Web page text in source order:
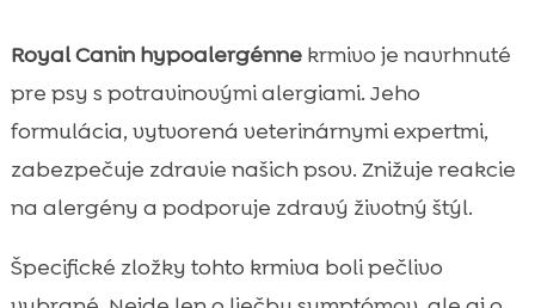
Royal Canin hypoalergénnekrmivo je navrhnuté
pre psy s potravinovými alergiami. Jeho
formulácia, vytvorená veterinárnymi expertmi,
zabezpečuje zdravie našich psov. Znižuje reakcie
na alergény a podporuje zdravý životný štýl.
Špecifické zložky tohto krmiva boli pečlivo